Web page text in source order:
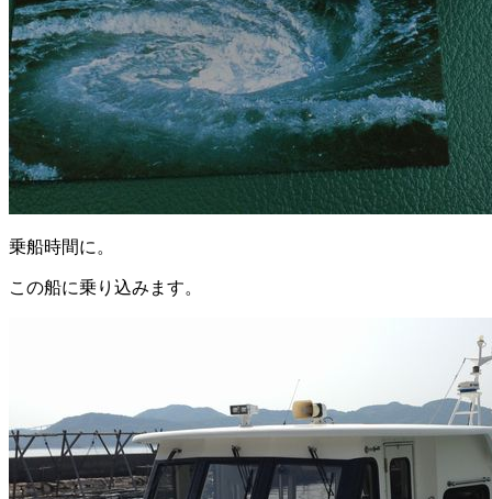
乗船時間に。
この船に乗り込みます。